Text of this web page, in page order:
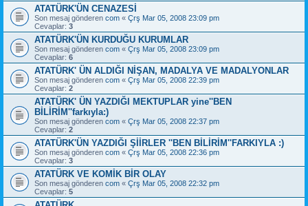
ATATÜRK'ÜN CENAZESİ
Son mesaj gönderen com « Çrş Mar 05, 2008 23:09 pm
Cevaplar: 3
ATATÜRK'ÜN KURDUĞU KURUMLAR
Son mesaj gönderen com « Çrş Mar 05, 2008 23:09 pm
Cevaplar: 6
ATATÜRK' ÜN ALDIĞI NİŞAN, MADALYA VE MADALYONLAR
Son mesaj gönderen com « Çrş Mar 05, 2008 22:39 pm
Cevaplar: 2
ATATÜRK' ÜN YAZDIĞI MEKTUPLAR yine''BEN
BİLİRİM''farkıyla:)
Son mesaj gönderen com « Çrş Mar 05, 2008 22:37 pm
Cevaplar: 2
ATATÜRK'ÜN YAZDIĞI ŞİİRLER ''BEN BİLİRİM''FARKIYLA :)
Son mesaj gönderen com « Çrş Mar 05, 2008 22:36 pm
Cevaplar: 3
ATATÜRK VE KOMİK BİR OLAY
Son mesaj gönderen com « Çrş Mar 05, 2008 22:32 pm
Cevaplar: 5